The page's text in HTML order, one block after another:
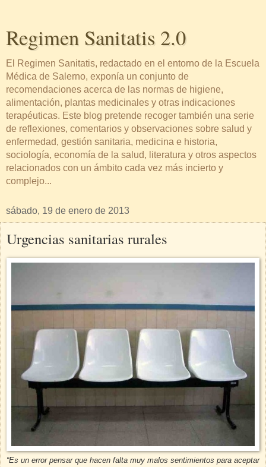
Regimen Sanitatis 2.0
El Regimen Sanitatis, redactado en el entorno de la Escuela
Médica de Salerno, exponía un conjunto de
recomendaciones acerca de las normas de higiene,
alimentación, plantas medicinales y otras indicaciones
terapéuticas. Este blog pretende recoger también una serie
de reflexiones, comentarios y observaciones sobre salud y
enfermedad, gestión sanitaria, medicina e historia,
sociología, economía de la salud, literatura y otros aspectos
relacionados con un ámbito cada vez más incierto y
complejo...
sábado, 19 de enero de 2013
Urgencias sanitarias rurales
“Es un error pensar que hacen falta muy malos sentimientos para aceptar